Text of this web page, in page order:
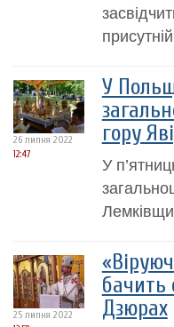
26 липня 2022
12:47
У
гору
У
25 липня 2022
бачить
Дзюрах